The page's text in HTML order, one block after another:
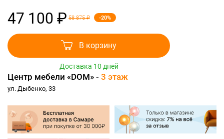
47 100 ₽ 58 875 ₽ -20%
В корзину
Доставка 10 дней
Центр мебели «DOM» - 3 этаж
ул. Дыбенко, 33